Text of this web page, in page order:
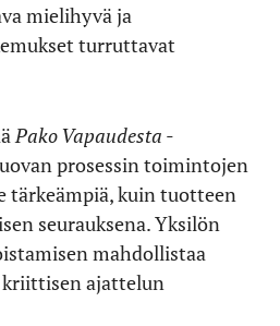
mielihyvä ja
turruttavat
Pako Vapaudesta -
prosessin toimintojen
tärkeämpiä, kuin tuotteen
seurauksena. Yksilön
mahdollistaa
ajattelun